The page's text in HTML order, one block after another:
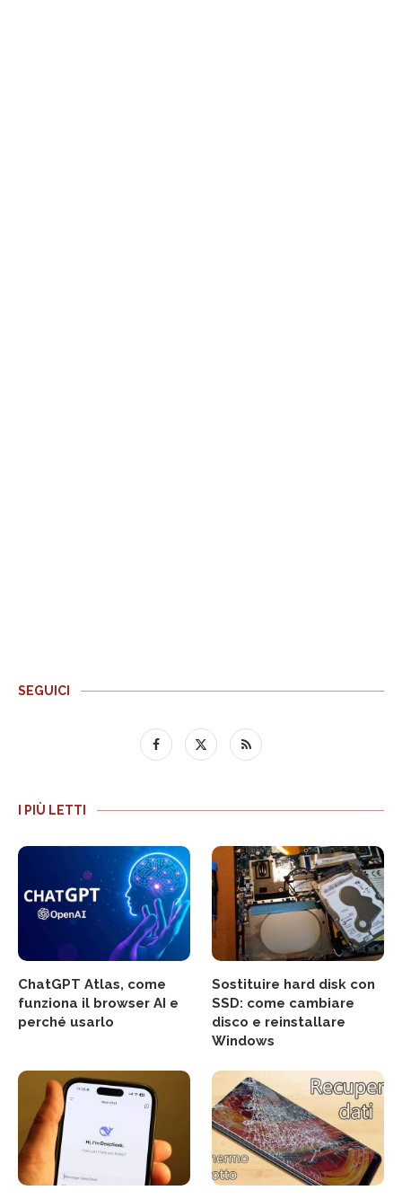
SEGUICI
I PIÙ LETTI
ChatGPT Atlas, come
funziona il browser AI e
perché usarlo
Sostituire hard disk con
SSD: come cambiare
disco e reinstallare
Windows